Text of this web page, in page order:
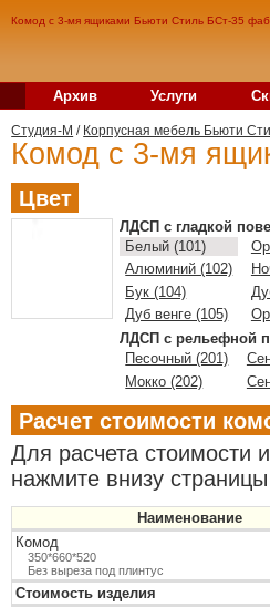
Комод с 3-мя ящиками Бьюти Стиль БСт-35
Архив Услуги
Студия-M / Корпусная мебель Бьюти
Комод с 3-мя
Цвет
ЛДСП с гладкой
Белый (101)
Алюминий (102)
Бук (104)
Дуб венге (105)
ЛДСП с рельефной
Песочный (201)
Мокко (202)
Расчет стоимости
Для расчета стоимости
нажмите внизу
Наименование
Комод
350*660*520
Без выреза под плинтус
Стоимость изделия